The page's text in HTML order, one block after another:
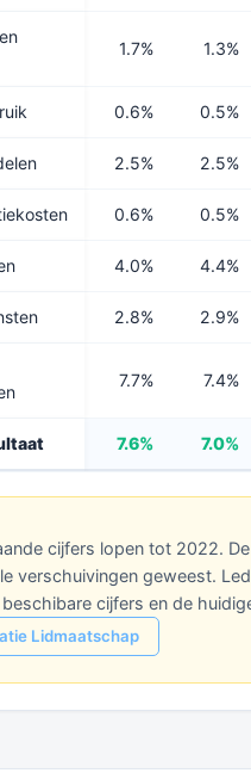
1.7% 1.3%
0.6% 0.5%
2.5% 2.5%
0.6% 0.5%
4.0% 4.4%
2.8% 2.9%
7.7% 7.4%
7.6% 7.0%
cijfers lopen tot 2022.
verschuivingen geweest.
cijfers en de
Lidmaatschap